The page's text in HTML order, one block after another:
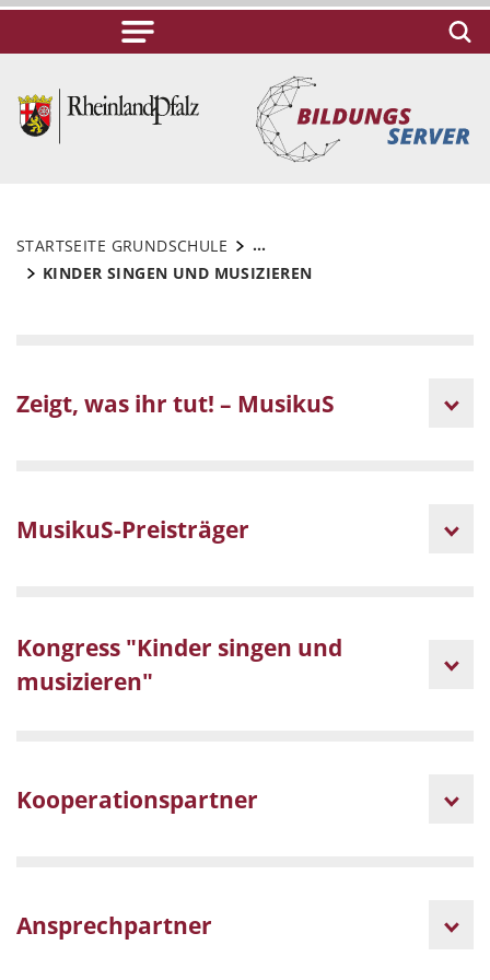
STARTSEITE GRUNDSCHULE
...
KINDER SINGEN UND MUSIZIEREN
Zeigt, was ihr tut! – MusikuS
MusikuS-Preisträger
Kongress "Kinder singen und
musizieren"
Kooperationspartner
Ansprechpartner